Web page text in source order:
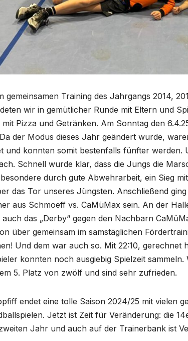
gemeinsamen Training des Jahrgangs 2014,
wir in gemütlicher Runde mit Eltern und
Pizza und Getränken. Am Sonntag den
der Modus dieses Jahr geändert wurde,
und konnten somit bestenfalls fünfter werden.
Schnell wurde klar, dass die Jungs die
durch gute Abwehrarbeit, ein Sieg
das Tor unseres Jüngsten. Anschließend
aus Schmoeff vs. CaMüMax sein. An der
auch das „Derby“ gegen den Nachbarn
über gemeinsam im samstäglichen
Und dem war auch so. Mit 22:10, gerechnet
konnten noch ausgiebig Spielzeit
5. Platz von zwölf und sind sehr zufrieden.
endet eine tolle Saison 2024/25 mit vielen
Jetzt ist Zeit für Veränderung: die
Jahr und auch auf der Trainerbank ist